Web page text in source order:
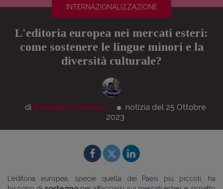
INTERNAZIONALIZZAZIONE
L'editoria europea nei mercati esteri:
come sostenere le lingue minori e la
diversità culturale?
di Samuele Cafasso notizia del 25 Ottobre
2023
L’editoria europea, specie quella dei Paesi più piccoli, ha